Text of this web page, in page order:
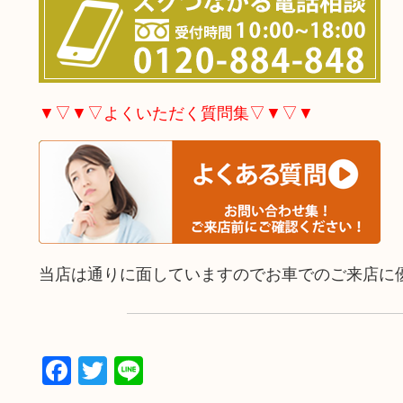
▼▽▼▽よくいただく質問集▽▼▽▼
当店は通りに面していますのでお車でのご来店に
Facebook
Twitter
Line